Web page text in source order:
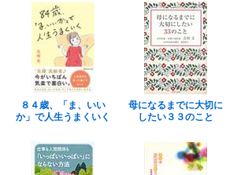
８４歳、「ま、いい
か」で人生うまくいく
母になるまでに大切に
したい３３のこと